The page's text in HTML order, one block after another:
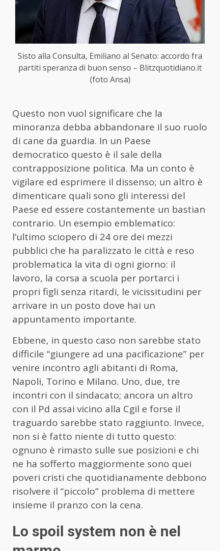
Sisto alla Consulta, Emiliano al Senato: accordo fra
partiti speranza di buon senso – Blitzquotidiano.it
(foto Ansa)
Questo non vuol significare che la
minoranza debba abbandonare il suo ruolo
di cane da guardia. In un Paese
democratico questo è il sale della
contrapposizione politica. Ma un conto è
vigilare ed esprimere il dissenso; un altro è
dimenticare quali sono gli interessi del
Paese ed essere costantemente un bastian
contrario. Un esempio emblematico:
l’ultimo sciopero di 24 ore dei mezzi
pubblici che ha paralizzato le città e reso
problematica la vita di ogni giorno: il
lavoro, la corsa a scuola per portarci i
propri figli senza ritardi, le vicissitudini per
arrivare in un posto dove hai un
appuntamento importante.
Ebbene, in questo caso non sarebbe stato
difficile “giungere ad una pacificazione” per
venire incontro agli abitanti di Roma,
Napoli, Torino e Milano. Uno, due, tre
incontri con il sindacato; ancora un altro
con il Pd assai vicino alla Cgil e forse il
traguardo sarebbe stato raggiunto. Invece,
non si è fatto niente di tutto questo:
ognuno è rimasto sulle sue posizioni e chi
ne ha sofferto maggiormente sono quei
poveri cristi che quotidianamente debbono
risolvere il “piccolo” problema di mettere
insieme il pranzo con la cena.
Lo spoil system non è nel